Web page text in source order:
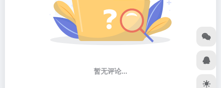
暂无评论...